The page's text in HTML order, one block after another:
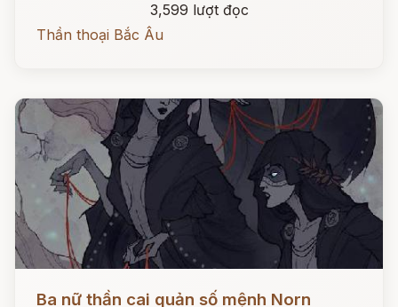
3,599 lượt đọc
Thần thoại Bắc Âu
Ba nữ thần cai quản số mệnh Norn